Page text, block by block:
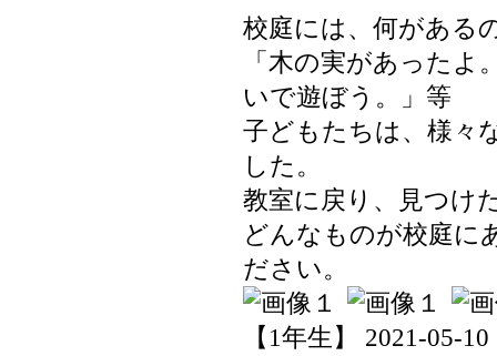
校庭には、何がある
「木の実があったよ
いで遊ぼう。」等
子どもたちは、様々
した。
教室に戻り、見つけ
どんなものが校庭に
ださい。
【1年生】 2021-05-